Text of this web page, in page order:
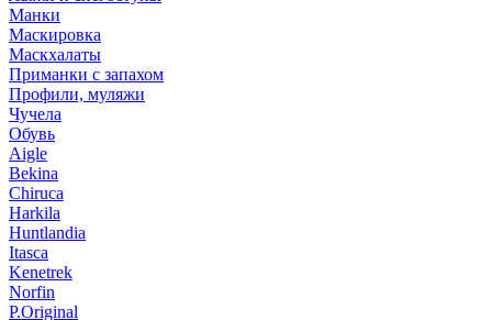
Манки
Маскировка
Маскхалаты
Приманки с запахом
Профили, муляжи
Чучела
Обувь
Aigle
Bekina
Chiruсa
Harkila
Huntlandia
Itasca
Kenetrek
Norfin
P.Original